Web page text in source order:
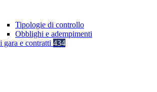
Tipologie di controllo
Obblighi e adempimenti
gara e contratti 434